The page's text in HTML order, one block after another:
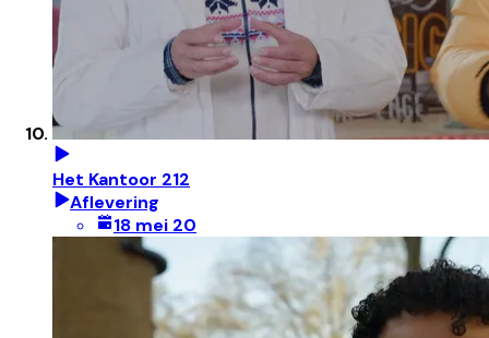
Het Kantoor 212
Aflevering
18 mei 20